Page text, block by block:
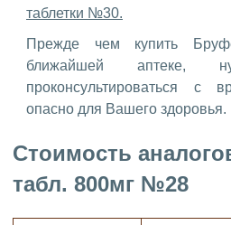
таблетки №30.
Прежде чем купить
ближайшей аптеке,
проконсультироваться с
опасно для Вашего здоровья.
Стоимость
табл. 800мг №28